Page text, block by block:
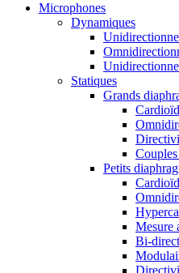
Microphones
Dynamiques
Statiques
Grands
Petits
Mesure
Bi-